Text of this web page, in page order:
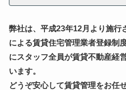
弊社は、平成23年12月より施行
による賃貸住宅管理業者登録制
にスタッフ全員が賃貸不動産経
います。
どうぞ安心して賃貸管理をお任